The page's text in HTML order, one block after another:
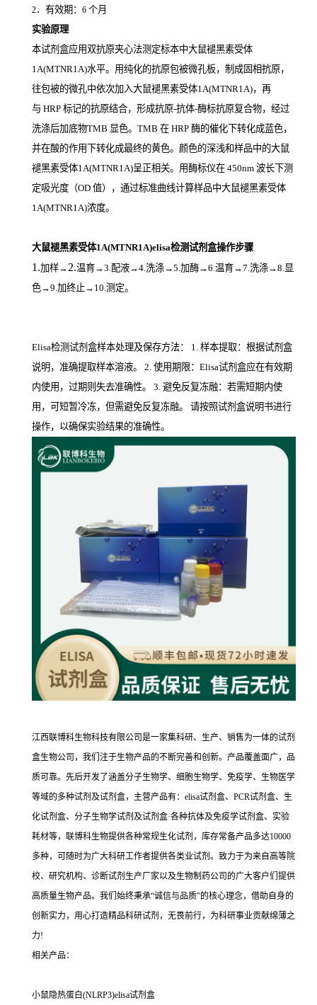
2．有效期： 6 个月
实验原理
本试剂盒应用双抗原夹心法测定标本中大鼠褪黑素受体
1A(MTNR1A)水平。用纯化的抗原包被微孔板，制成固相抗原，
往包被的微孔中依次加入大鼠褪黑素受体1A(MTNR1A)，再
与 HRP 标记的抗原结合，形成抗原-抗体-酶标抗原复合物，经过
洗涤后加底物TMB 显色。 TMB 在 HRP 酶的催化下转化成蓝色，
并在酸的作用下转化成最终的黄色。颜色的深浅和样品中的大鼠
褪黑素受体1A(MTNR1A)呈正相关。用酶标仪在 450nm 波长下测
定吸光度（OD 值），通过标准曲线计算样品中大鼠褪黑素受体
1A(MTNR1A)浓度。
大鼠褪黑素受体1A(MTNR1A)elisa检测试剂盒操作步骤
1.加样→ 2.温育→3.配液→4.洗涤→5.加酶→6.温育→7.洗涤→8.显
色→9.加终止→10.测定。
Elisa检测试剂盒样本处理及保存方法： 1. 样本提取：根据试剂盒
说明，准确提取样本溶液。 2. 使用期限：Elisa试剂盒应在有效期
内使用，过期则失去准确性。 3. 避免反复冻融：若需短期内使
用，可短暂冷冻，但需避免反复冻融。 请按照试剂盒说明书进行
操作，以确保实验结果的准确性。
江西联博科生物科技有限公司是一家集科研、生产、销售为一体的试剂
盒生物公司，我们注于生物产品的不断完善和创新。产品覆盖面广，品
质可靠。先后开发了涵盖分子生物学、细胞生物学、免疫学、生物医学
等域的多种试剂及试剂盒，主营产品有：elisa试剂盒、PCR试剂盒、生
化试剂盒、分子生物学试剂及试剂盒·各种抗体及免疫学试剂盒、实验
耗材等，联博科生物提供各种常规生化试剂，库存常备产品多达10000
多种，可随时为广大科研工作者提供各类业试剂。致力于为来自高等院
校、研究机构、诊断试剂生产厂家以及生物制药公司的广大客户们提供
高质量生物产品。我们始终秉承“诚信与品质”的核心理念，借助自身的
创新实力，用心打造精品科研试剂，无畏前行，为科研事业贡献绵薄之
力!
相关产品：
小鼠隐热蛋白(NLRP3)elisa试剂盒